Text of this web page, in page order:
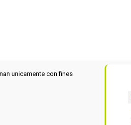
unicamente con fines